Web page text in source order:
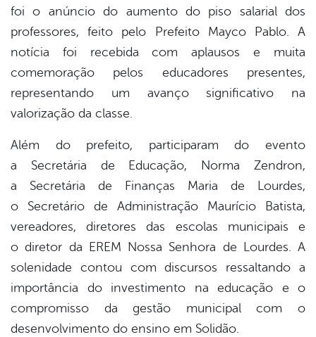
foi o anúncio do aumento do piso salarial dos
professores, feito pelo Prefeito Mayco Pablo. A
notícia foi recebida com aplausos e muita
comemoração pelos educadores presentes,
representando um avanço significativo na
valorização da classe.
Além do prefeito, participaram do evento
a Secretária de Educação, Norma Zendron,
a Secretária de Finanças Maria de Lourdes,
o Secretário de Administração Maurício Batista,
vereadores, diretores das escolas municipais e
odiretor da EREM Nossa Senhora de Lourdes. A
solenidade contou com discursos ressaltando a
importância do investimento na educação e o
compromisso da gestão municipal com o
desenvolvimento do ensino em Solidão.